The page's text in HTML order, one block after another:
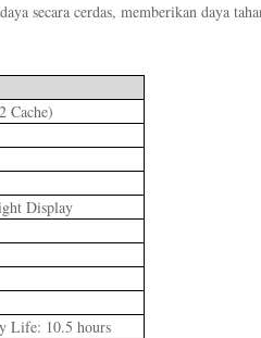
secara cerdas, memberikan daya
Display
Life: 10.5 hours